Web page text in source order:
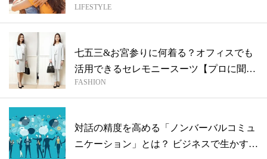
LIFESTYLE
七五三&お宮参りに何着る？オフィスでも
活用できるセレモニースーツ【プロに聞く
ワー...
FASHION
対話の精度を高める「ノンバーバルコミュ
ニケーション」とは？ ビジネスで生かす具